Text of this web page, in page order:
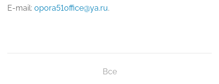
E-mail: opora51office@ya.ru.
Все